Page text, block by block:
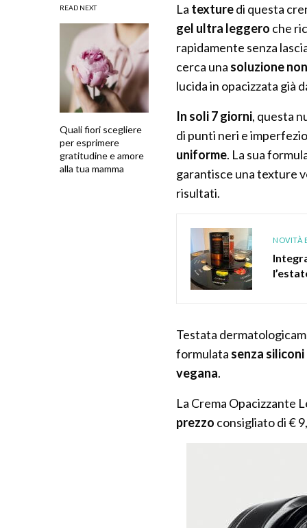
READ NEXT
Quali fiori scegliere
per esprimere
gratitudine e amore
alla tua mamma
La texturedi questa
gel ultra leggero che
rapidamente senza
cerca una soluzione
lucida in opacizzata già
In soli 7 giorni, questa
di punti neri e
uniforme. La sua
garantisce una texture
risultati.
NOVITÀ
Testata
formulata senza siliconi
vegana.
La Crema Opacizzante
prezzo consigliato di €